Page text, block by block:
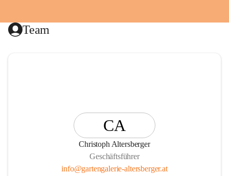
Team
CA
Christoph Altersberger
Geschäftsführer
info@gartengalerie-altersberger.at